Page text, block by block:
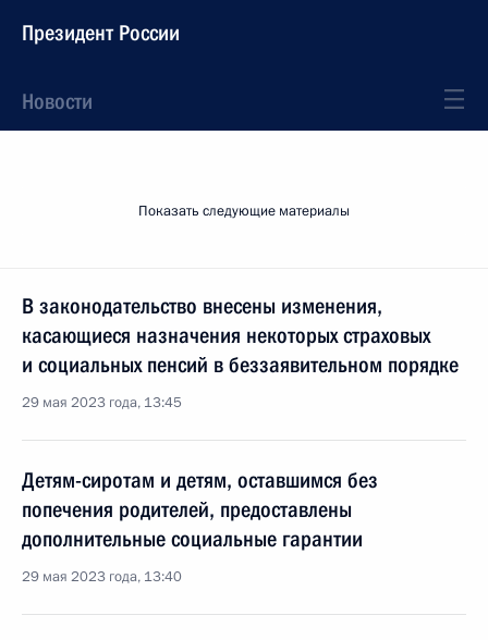
Президент России
Новости
Показать следующие материалы
В законодательство внесены изменения,
касающиеся назначения некоторых страховых
и социальных пенсий в беззаявительном порядке
29 мая 2023 года, 13:45
Детям-сиротам и детям, оставшимся без
попечения родителей, предоставлены
дополнительные социальные гарантии
29 мая 2023 года, 13:40